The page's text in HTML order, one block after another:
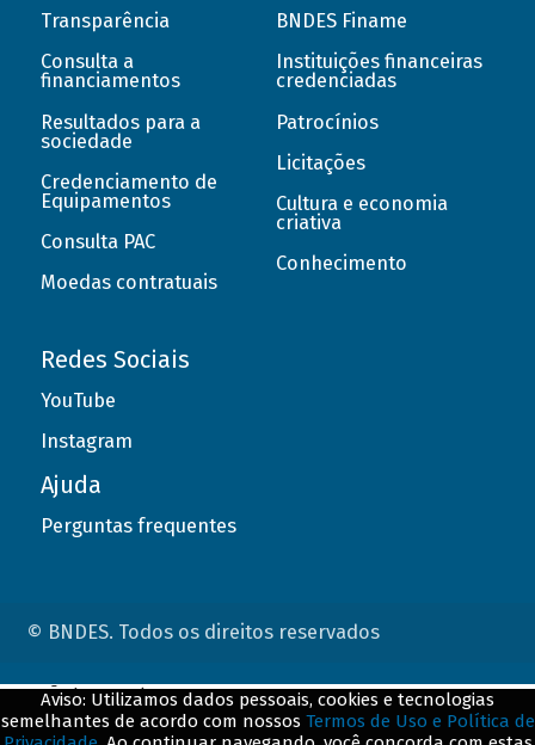
Transparência
Consulta a
financiamentos
Resultados para a
sociedade
Credenciamento de
Equipamentos
Consulta PAC
Moedas contratuais
BNDES Finame
Instituições financeiras
credenciadas
Patrocínios
Licitações
Cultura e economia
criativa
Conhecimento
Redes Sociais
YouTube
Instagram
Ajuda
Perguntas frequentes
© BNDES. Todos os direitos reservados
Aviso: Utilizamos dados pessoais, cookies e tecnologias
semelhantes de acordo com nossos Termos de Uso e Política de
ConteÃºdo complementar
${title}${badge}